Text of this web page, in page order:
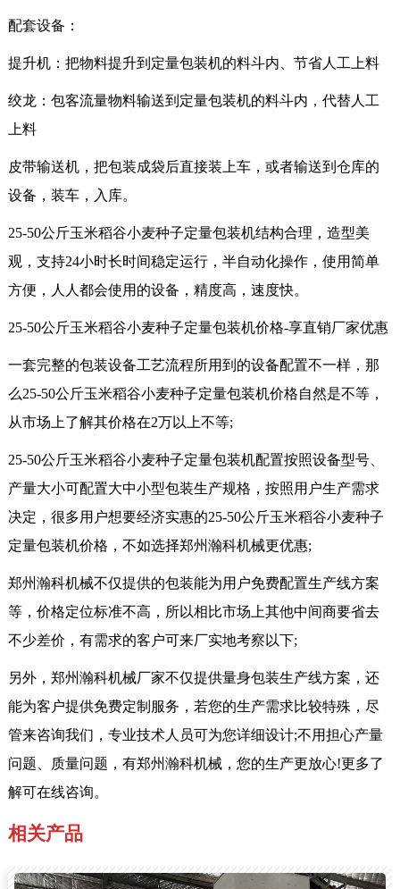
配套设备：
提升机：把物料提升到定量包装机的料斗内、节省人工上料
绞龙：包客流量物料输送到定量包装机的料斗内，代替人工
上料
皮带输送机，把包装成袋后直接装上车，或者输送到仓库的
设备，装车，入库。
25-50公斤玉米稻谷小麦种子定量包装机结构合理，造型美
观，支持24小时长时间稳定运行，半自动化操作，使用简单
方便，人人都会使用的设备，精度高，速度快。
25-50公斤玉米稻谷小麦种子定量包装机价格-享直销厂家优惠
一套完整的包装设备工艺流程所用到的设备配置不一样，那
么25-50公斤玉米稻谷小麦种子定量包装机价格自然是不等，
从市场上了解其价格在2万以上不等;
25-50公斤玉米稻谷小麦种子定量包装机配置按照设备型号、
产量大小可配置大中小型包装生产规格，按照用户生产需求
决定，很多用户想要经济实惠的25-50公斤玉米稻谷小麦种子
定量包装机价格，不如选择郑州瀚科机械更优惠;
郑州瀚科机械不仅提供的包装能为用户免费配置生产线方案
等，价格定位标准不高，所以相比市场上其他中间商要省去
不少差价，有需求的客户可来厂实地考察以下;
另外，郑州瀚科机械厂家不仅提供量身包装生产线方案，还
能为客户提供免费定制服务，若您的生产需求比较特殊，尽
管来咨询我们，专业技术人员可为您详细设计;不用担心产量
问题、质量问题，有郑州瀚科机械，您的生产更放心!更多了
解可在线咨询。
相关产品